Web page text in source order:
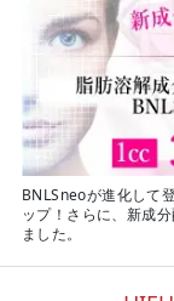
BNLSneoが進化して
ップ！さらに、新成
ました。